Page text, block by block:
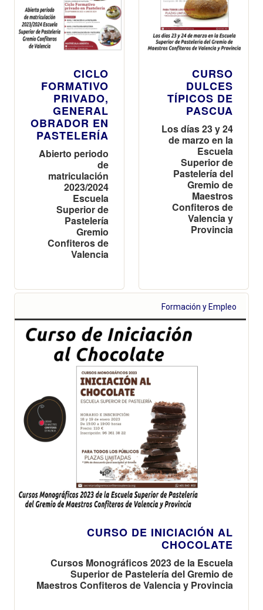
CICLO
FORMATIVO
PRIVADO,
GENERAL
OBRADOR EN
PASTELERÍA
Abierto periodo
de
matriculación
2023/2024
Escuela
Superior de
Pastelería
Gremio
Confiteros de
Valencia
CURSO
DULCES
TÍPICOS DE
PASCUA
Los días 23 y 24
de marzo en la
Escuela
Superior de
Pastelería del
Gremio de
Maestros
Confiteros de
Valencia y
Provincia
Formación y Empleo
CURSO DE INICIACIÓN AL
CHOCOLATE
Cursos Monográficos 2023 de la Escuela
Superior de Pastelería del Gremio de
Maestros Confiteros de Valencia y Provincia